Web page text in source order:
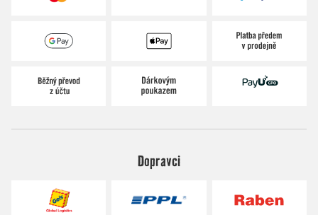
Dopravci